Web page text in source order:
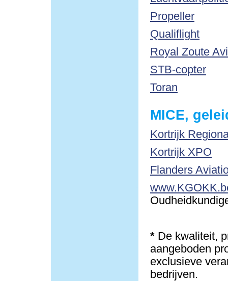
Propeller
Qualiflight
Royal Zoute
STB-copter
Toran
MICE,
Kortrijk
Kortrijk XPO
Flanders
* De kwaliteit,
aangeboden
exclusieve
bedrijven.